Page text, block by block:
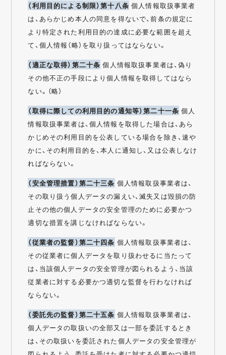
（利用目的による制限）第十八条 個人情報取扱事業者
は、あらかじめ本人の同意を得ないで、前条の規定に
より特定された利用目的の達成に必要な範囲を超え
て、個人情報（略）を取り扱ってはならない。
（適正な取得）第二十条 個人情報取扱事業者は、偽り
その他不正の手段により個人情報を取得してはなら
ない。（略）
（取得に際しての利用目的の通知等）第二十一条 個人
情報取扱事業者は、個人情報を取得した場合は、あら
かじめその利用目的を公表している場合を除き、速や
かに、その利用目的を、本人に通知し、又は公表しなけ
ればならない。
（安全管理措置）第二十三条 個人情報取扱事業者は、
その取り扱う個人データの漏えい、滅失又は毀損の防
止その他の個人データの安全管理のために必要かつ
適切な措置を講じなければならない。
（従業者の監督）第二十四条 個人情報取扱事業者は、
その従業者に個人データを取り扱わせるに当たって
は、当該個人データの安全管理が図られるよう、当該
従業者に対する必要かつ適切な監督を行わなければ
ならない。
（委託先の監督）第二十五条 個人情報取扱事業者は、
個人データの取扱いの全部又は一部を委託するとき
は、その取扱いを委託された個人データの安全管理が